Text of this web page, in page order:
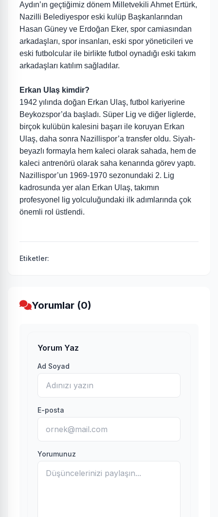
Aydın’ın geçtiğimiz dönem Milletvekili Ahmet Ertürk,
Nazilli Belediyespor eski kulüp Başkanlarından
Hasan Güney ve Erdoğan Eker, spor camiasından
arkadaşları, spor insanları, eski spor yöneticileri ve
eski futbolcular ile birlikte futbol oynadığı eski takım
arkadaşları katılım sağladılar.
Erkan Ulaş kimdir?
1942 yılında doğan Erkan Ulaş, futbol kariyerine
Beykozspor’da başladı. Süper Lig ve diğer liglerde,
birçok kulübün kalesini başarı ile koruyan Erkan
Ulaş, daha sonra Nazillispor’a transfer oldu. Siyah-
beyazlı formayla hem kaleci olarak sahada, hem de
kaleci antrenörü olarak saha kenarında görev yaptı.
Nazillispor’un 1969-1970 sezonundaki 2. Lig
kadrosunda yer alan Erkan Ulaş, takımın
profesyonel lig yolculuğundaki ilk adımlarında çok
önemli rol üstlendi.
Etiketler:
Yorumlar (0)
Yorum Yaz
Ad Soyad
E-posta
Yorumunuz